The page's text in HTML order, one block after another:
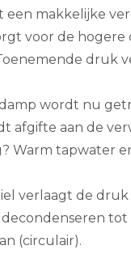
een makkelijke
voor de
druk
wordt nu
afgifte aan de
Warm tapwater
verlaagt de druk
tot
(circulair).